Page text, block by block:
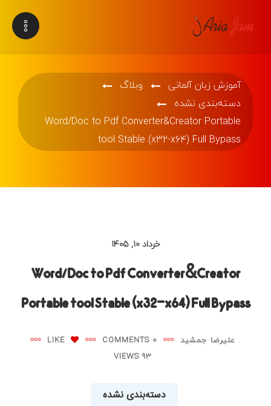
آموزش زبان آلمانی
وبلاگ
دسته‌بندی نشده
Word/Doc to Pdf Converter&Creator Portable
tool Stable (x32-x64) Full Bypass
خرداد ۱۰, ۱۴۰۵
Word/Doc to Pdf Converter&Creator
Portable tool Stable (x32-x64) Full Bypass
علیرضا جمشید 0 COMMENTS
LIKE
93 VIEWS
دسته‌بندی نشده